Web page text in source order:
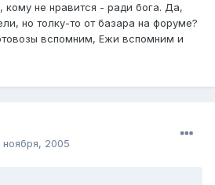
не нравится - ради бога. Да,
но толку-то от базара на форуме?
вспомним, Ежи вспомним и
ноября, 2005